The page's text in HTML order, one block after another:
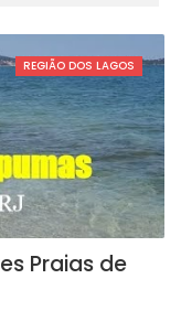
REGIÃO DOS LAGOS
Praias de